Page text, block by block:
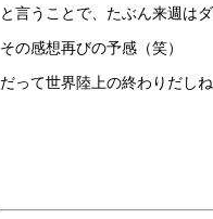
と言うことで、たぶん来週は
その感想再びの予感（笑）
だって世界陸上の終わりだしね